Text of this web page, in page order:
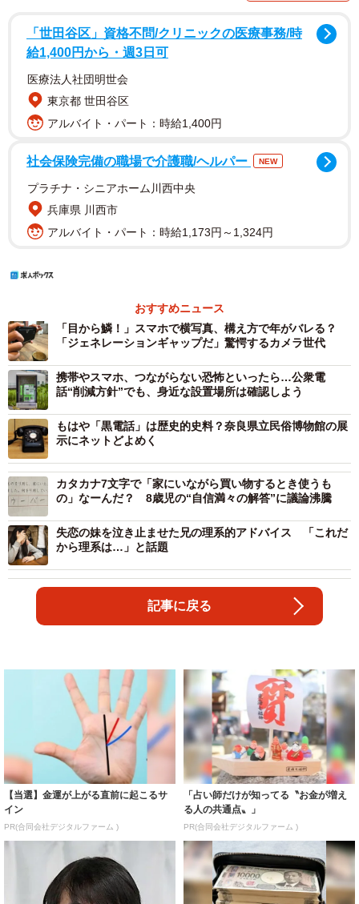
「世田谷区」資格不問/クリニックの医療事務/時
給1,400円から・週3日可
医療法人社団明世会
東京都 世田谷区
アルバイト・パート：時給1,400円
社会保険完備の職場で介護職/ヘルパー NEW
プラチナ・シニアホーム川西中央
兵庫県 川西市
アルバイト・パート：時給1,173円～1,324円
おすすめニュース
「目から鱗！」スマホで横写真、構え方で年がバレる？
「ジェネレーションギャップだ」驚愕するカメラ世代
携帯やスマホ、つながらない恐怖といったら…公衆電
話“削減方針”でも、身近な設置場所は確認しよう
もはや「黒電話」は歴史的史料？奈良県立民俗博物館の展
示にネットどよめく
カタカナ7文字で「家にいながら買い物するとき使うも
の」なーんだ？ 8歳児の“自信満々の解答”に議論沸騰
失恋の妹を泣き止ませた兄の理系的アドバイス 「これだ
から理系は…」と話題
記事に戻る
【当選】金運が上がる直前に起こるサ
イン
PR(合同会社デジタルファーム )
「占い師だけが知ってる〝お金が増え
る人の共通点〟」
PR(合同会社デジタルファーム )